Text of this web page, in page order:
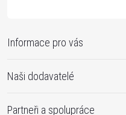
Informace pro vás
Naši dodavatelé
Partneři a spolupráce